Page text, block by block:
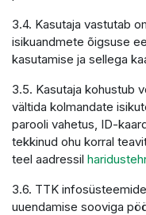
3.4. Kasutaja vastutab
isikuandmete õigsuse
kasutamise ja sellega
3.5. Kasutaja kohustub
vältida kolmandate
parooli vahetus, ID-
tekkinud ohu korral
teel aadressil
3.6. TTK
uuendamise sooviga